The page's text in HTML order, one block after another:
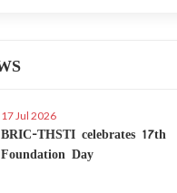
17 Jul 2026
BRIC-THSTI celebrates 17th
Foundation Day